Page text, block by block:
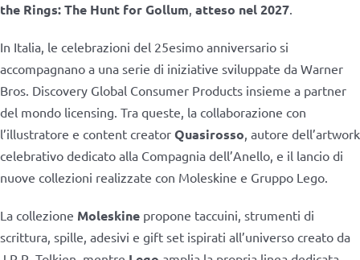
the Rings: The Hunt for Gollum, atteso nel 2027.
In Italia, le celebrazioni del 25esimo anniversario si
accompagnano a una serie di iniziative sviluppate da Warner
Bros. Discovery Global Consumer Products insieme a partner
del mondo licensing. Tra queste, la collaborazione con
l’illustratore e content creator Quasirosso, autore dell’artwork
celebrativo dedicato alla Compagnia dell’Anello, e il lancio di
nuove collezioni realizzate con Moleskine e Gruppo Lego.
La collezione Moleskine propone taccuini, strumenti di
scrittura, spille, adesivi e gift set ispirati all’universo creato da